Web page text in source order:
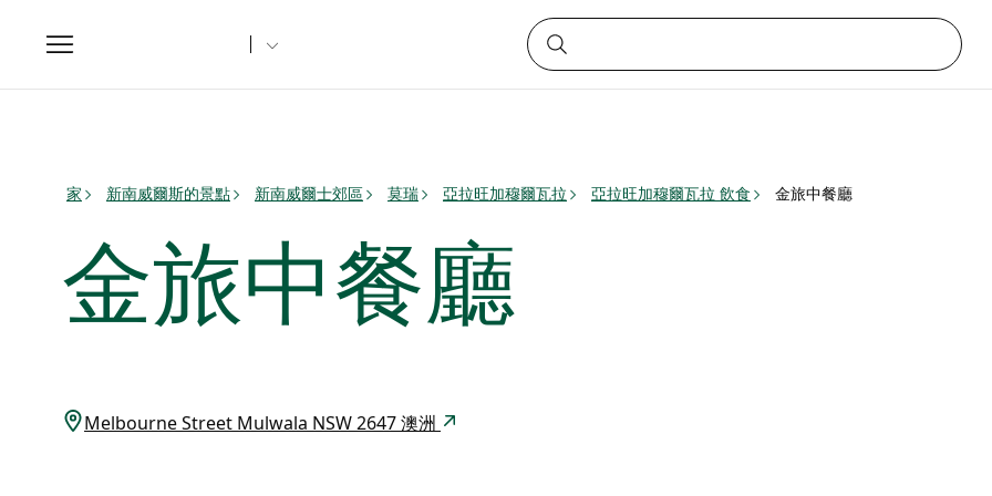
Toggle
navigation
家 新南威爾斯的景點 新南威爾士郊區 莫瑞 亞拉旺加穆爾瓦拉 亞拉旺加穆爾瓦拉 飲食 金旅中餐廳
金旅中餐廳
Melbourne Street Mulwala NSW 2647 澳洲